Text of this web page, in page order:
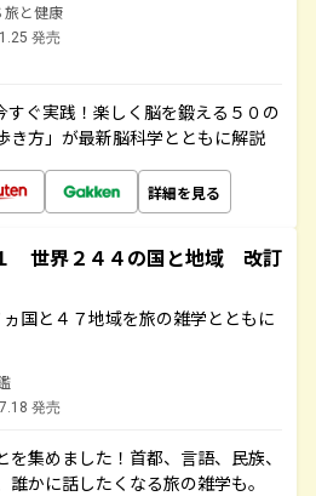
旅と健康
発売
すぐ実践！楽しく脳を鍛える５０の
き方」が最新脳科学とともに解説
詳細を見る
世界２４４の国と地域 改訂
ヵ国と４７地域を旅の雑学とともに
発売
集めました！首都、言語、民族、
かに話したくなる旅の雑学も。